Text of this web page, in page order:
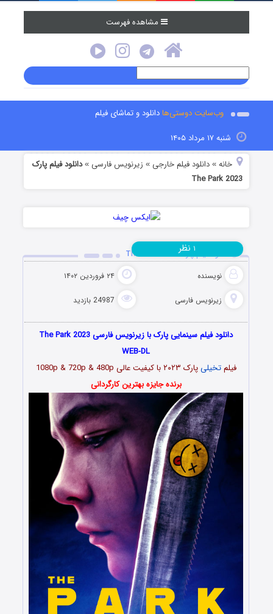
مشاهده فهرست
وب‌سایت دوستی‌هادانلود و تماشای فیلم
شنبه ۱۷ مرداد ۱۴۰۵
خانه »دانلود فیلم خارجی » زیرنویس فارسی »دانلود فیلم پارک
The Park 2023
دانلود فیلم پارک The Park 2023
نویسنده ۲۴ فروردین ۱۴۰۲
زیرنویس فارسی 24987 بازدید
۱ نظر
دانلود فیلم سینمایی پارک با زیرنویس فارسی The Park 2023
WEB-DL
فیلمتخیلیپارک ۲۰۲۳ با کیفیت عالی 1080p & 720p & 480p
برنده جایزه بهترین کارگردانی